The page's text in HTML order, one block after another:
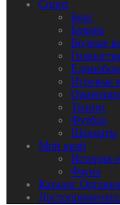
Спорт
Бокс
Борьба
Водные
Игровые
Теннис
Футбол
Шахматы
Мой край
История
Фауна
Каталог